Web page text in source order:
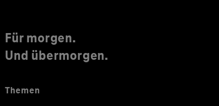
Für morgen.
Und übermorgen.
Themen